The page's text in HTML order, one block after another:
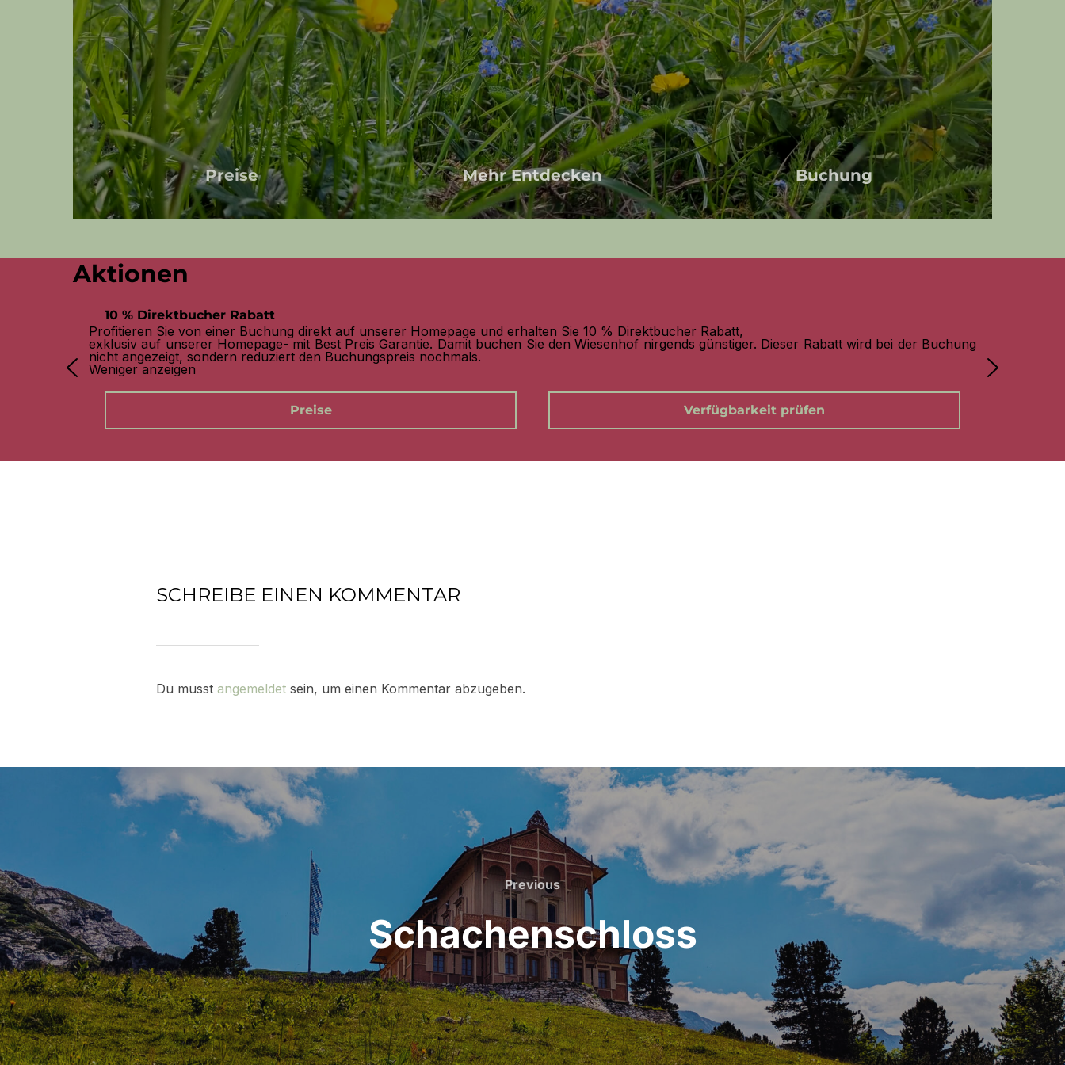
Preise Mehr Entdecken Buchung
Aktionen
10 % Direktbucher Rabatt
Profitieren Sie von einer Buchung direkt auf unserer Homepage und erhalten Sie 10 % Direktbucher Rabatt,
exklusiv auf unserer Homepage- mit Best Preis Garantie. Damit buchen Sie den Wiesenhof nirgends günstiger. Dieser Rabatt wird bei der Buchung
nicht angezeigt, sondern reduziert den Buchungspreis nochmals.
Weniger anzeigen
Preise Verfügbarkeit prüfen
SCHREIBE EINEN KOMMENTAR
Du musst angemeldet sein, um einen Kommentar abzugeben.
Beitragsnavigation
Previous
Previous
Schachenschloss